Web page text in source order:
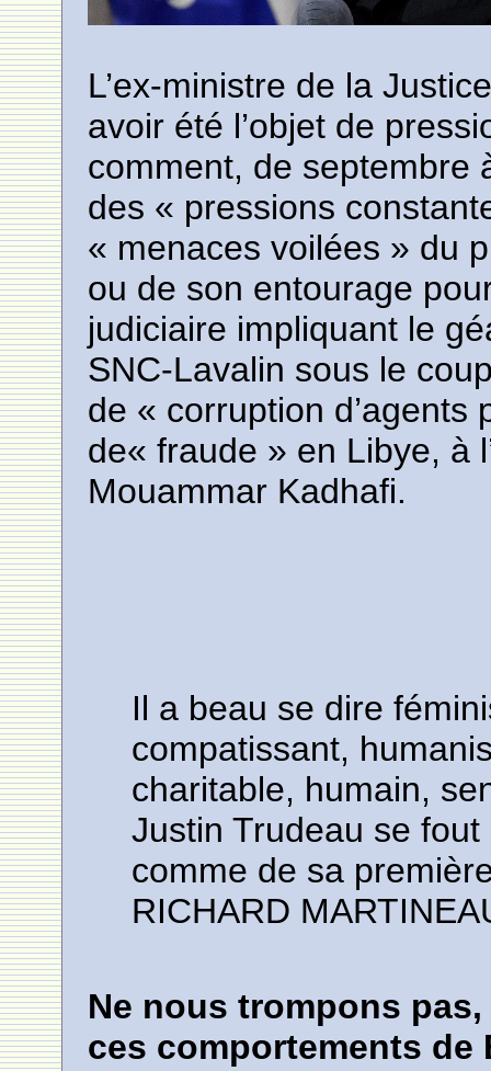
L’ex-ministre de la
avoir été l’objet de
comment, de septembre
des « pressions
« menaces voilées » du
ou de son entourage
judiciaire impliquant le
SNC-Lavalin sous le
de « corruption d’agents
de« fraude » en Libye, à
Mouammar Kadhafi.
Il a beau se dire
compatissant,
charitable, humain,
Justin Trudeau se
comme de sa
RICHARD
Ne nous trompons
ces comportements